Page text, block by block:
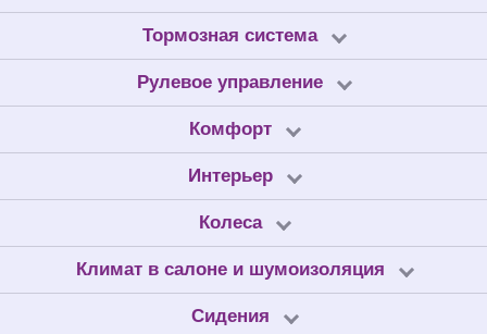
Тормозная система
Рулевое управление
Комфорт
Интерьер
Колеса
Климат в салоне и шумоизоляция
Сидения